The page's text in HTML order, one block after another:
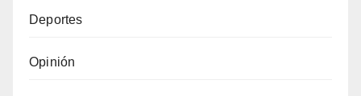
Deportes
Opinión